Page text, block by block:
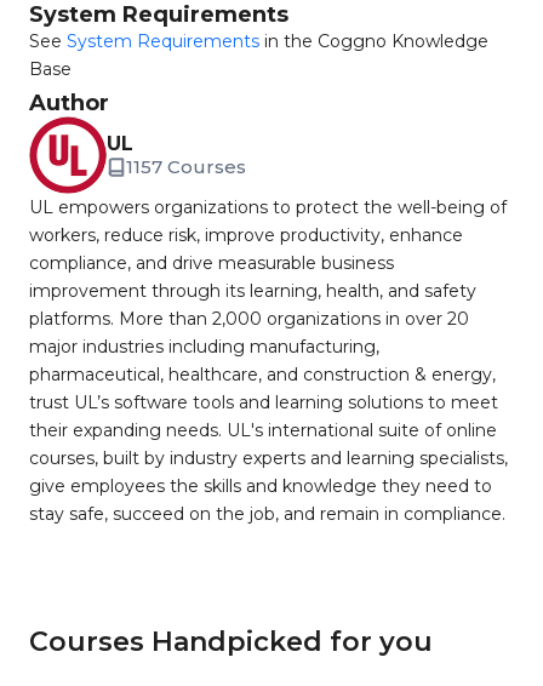
System Requirements
See System Requirements in the Coggno Knowledge
Base
Author
UL
1157 Courses
UL empowers organizations to protect the well-being of
workers, reduce risk, improve productivity, enhance
compliance, and drive measurable business
improvement through its learning, health, and safety
platforms. More than 2,000 organizations in over 20
major industries including manufacturing,
pharmaceutical, healthcare, and construction & energy,
trust UL’s software tools and learning solutions to meet
their expanding needs. UL's international suite of online
courses, built by industry experts and learning specialists,
give employees the skills and knowledge they need to
stay safe, succeed on the job, and remain in compliance.
Courses Handpicked for you